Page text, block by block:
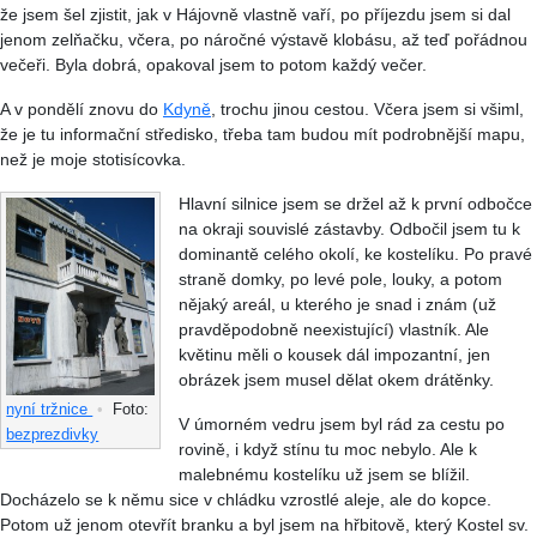
že jsem šel zjistit, jak v Hájovně vlastně vaří, po příjezdu jsem si dal
jenom zelňačku, včera, po náročné výstavě klobásu, až teď pořádnou
večeři. Byla dobrá, opakoval jsem to potom každý večer.
A v pondělí znovu do Kdyně , trochu jinou cestou. Včera jsem si všiml,
že je tu informační středisko, třeba tam budou mít podrobnější mapu,
než je moje stotisícovka.
nyní tržnice •
Foto:
bezprezdivky
Hlavní silnice jsem se držel až k první odbočce
na okraji souvislé zástavby. Odbočil jsem tu k
dominantě celého okolí, ke kostelíku. Po pravé
straně domky, po levé pole, louky, a potom
nějaký areál, u kterého je snad i znám (už
pravděpodobně neexistující) vlastník. Ale
květinu měli o kousek dál impozantní, jen
obrázek jsem musel dělat okem drátěnky.
V úmorném vedru jsem byl rád za cestu po
rovině, i když stínu tu moc nebylo. Ale k
malebnému kostelíku už jsem se blížil.
Docházelo se k němu sice v chládku vzrostlé aleje, ale do kopce.
Potom už jenom otevřít branku a byl jsem na hřbitově, který Kostel sv.